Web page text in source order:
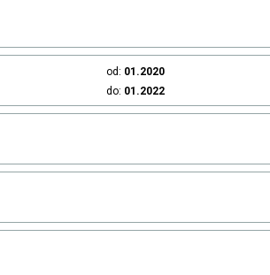
od: 01.2020
do: 01.2022